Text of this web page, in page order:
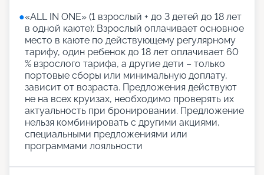
●«АLL IN ONE» (1 взрослый + до 3 детей до 18 лет
в одной каюте): Взрослый оплачивает основное
место в каюте по действующему регулярному
тарифу, один ребенок до 18 лет оплачивает 60
% взрослого тарифа, а другие дети – только
портовые сборы или минимальную доплату,
зависит от возраста. Предложения действуют
не на всех круизах, необходимо проверять их
актуальность при бронировании. Предложение
нельзя комбинировать с другими акциями,
специальными предложениями или
программами лояльности